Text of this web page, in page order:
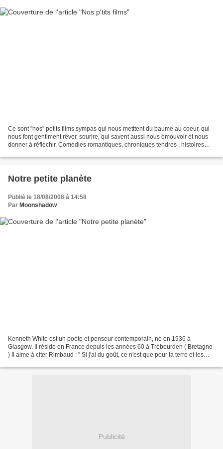
Ce sont "nos" petits films sympas qui nous metttent du baume au coeur, qui
nous font gentiment rêver, sourire, qui savent aussi nous émouvoir et nous
donner à réfléchir. Comédies romantiques, chroniques tendres , histoires
Notre petite planète
Publié le 18/08/2008 à 14:58
Par Moonshadow
Kenneth White est un poète et penseur contemporain, né en 1936 à
Glasgow. Il réside en France depuis les années 60 à Trébeurden ( Bretagne
) Il aime à citer Rimbaud : " Si j'ai du goût, ce n'est que pour la terre et les
Publicité